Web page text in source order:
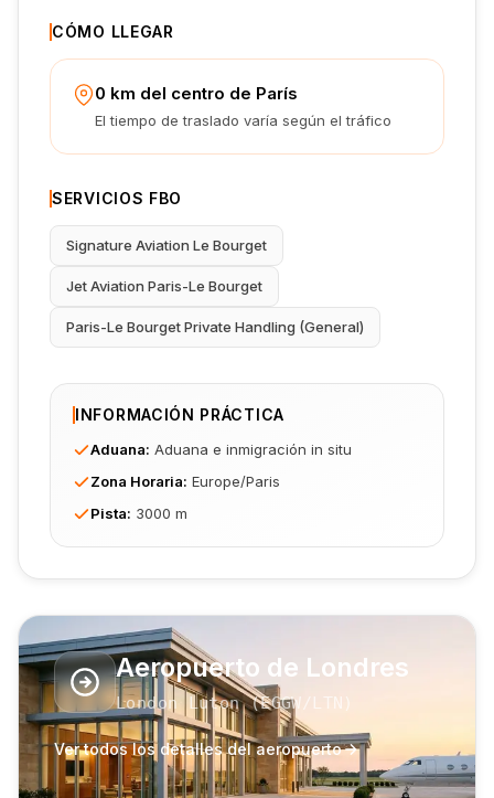
CÓMO LLEGAR
0 km del centro de París
El tiempo de traslado varía según el tráfico
SERVICIOS FBO
Signature Aviation Le Bourget
Jet Aviation Paris-Le Bourget
Paris-Le Bourget Private Handling (General)
INFORMACIÓN PRÁCTICA
Aduana: Aduana e inmigración in situ
Zona Horaria: Europe/Paris
Pista: 3000 m
Aeropuerto de Londres
London Luton(EGGW/LTN )
Ver todos los detalles del aeropuerto